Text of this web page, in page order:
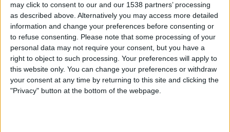
may click to consent to our and our 1538 partners’ processing
as described above. Alternatively you may access more detailed
information and change your preferences before consenting or
to refuse consenting.
Please note that some processing of your
personal data may not require your consent, but you have a
right to object to such processing. Your preferences will apply to
this website only. You can change your preferences or withdraw
your consent at any time by returning to this site and clicking the
"Privacy" button at the bottom of the webpage.
20.04.2026
POLÍTICA
Quan es fa palès el maltractament a
Catalunya
El naixement del Consorci d'Inversions visualitza el
dèficit inversor de l'Estat al Principat
PerMoisés Pérez